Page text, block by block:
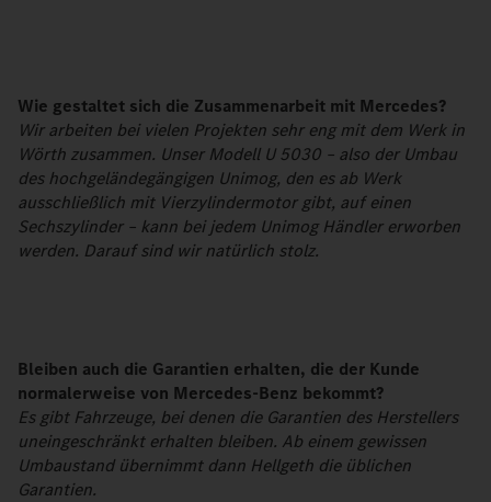
Wie gestaltet sich die Zusammenarbeit mit Mercedes?
Wir arbeiten bei vielen Projekten sehr eng mit dem Werk in
Wörth zusammen. Unser Modell U 5030 – also der Umbau
des hochgeländegängigen Unimog, den es ab Werk
ausschließlich mit Vierzylindermotor gibt, auf einen
Sechszylinder – kann bei jedem Unimog Händler erworben
werden. Darauf sind wir natürlich stolz.
Bleiben auch die Garantien erhalten, die der Kunde
normalerweise von Mercedes-Benz bekommt?
Es gibt Fahrzeuge, bei denen die Garantien des Herstellers
uneingeschränkt erhalten bleiben. Ab einem gewissen
Umbaustand übernimmt dann Hellgeth die üblichen
Garantien.